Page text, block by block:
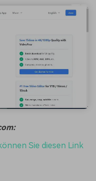
Sie diesen Link